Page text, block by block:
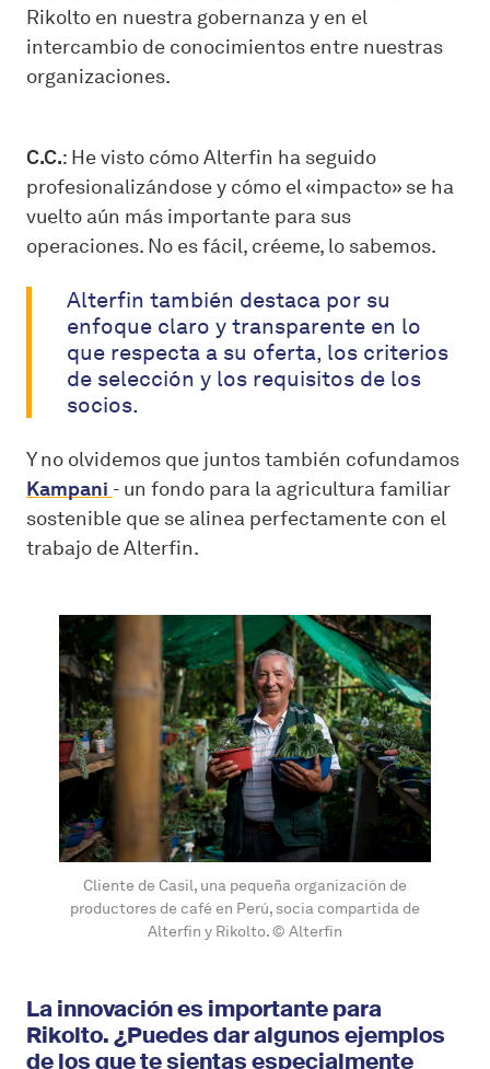
Rikolto en nuestra gobernanza y en el
intercambio de conocimientos entre nuestras
organizaciones.
C.C.: He visto cómo Alterfin ha seguido
profesionalizándose y cómo el «impacto» se ha
vuelto aún más importante para sus
operaciones. No es fácil, créeme, lo sabemos.
Alterfin también destaca por su
enfoque claro y transparente en lo
que respecta a su oferta, los criterios
de selección y los requisitos de los
socios.
Y no olvidemos que juntos también cofundamos
Kampani - un fondo para la agricultura familiar
sostenible que se alinea perfectamente con el
trabajo de Alterfin.
Cliente de Casil, una pequeña organización de
productores de café en Perú, socia compartida de
Alterfin y Rikolto. © Alterfin
La innovación es importante para
Rikolto. ¿Puedes dar algunos ejemplos
de los que te sientas especialmente